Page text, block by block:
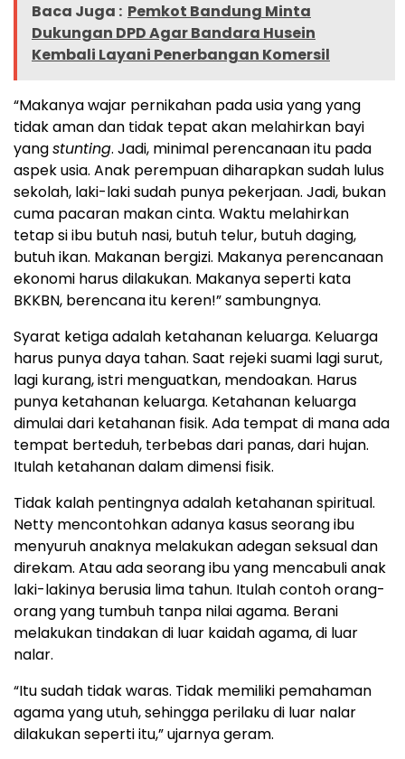
Baca Juga : Pemkot Bandung Minta
Dukungan DPD Agar Bandara Husein
Kembali Layani Penerbangan Komersil
“Makanya wajar pernikahan pada usia yang yang
tidak aman dan tidak tepat akan melahirkan bayi
yangstunting. Jadi, minimal perencanaan itu pada
aspek usia. Anak perempuan diharapkan sudah lulus
sekolah, laki-laki sudah punya pekerjaan. Jadi, bukan
cuma pacaran makan cinta. Waktu melahirkan
tetap si ibu butuh nasi, butuh telur, butuh daging,
butuh ikan. Makanan bergizi. Makanya perencanaan
ekonomi harus dilakukan. Makanya seperti kata
BKKBN, berencana itu keren!” sambungnya.
Syarat ketiga adalah ketahanan keluarga. Keluarga
harus punya daya tahan. Saat rejeki suami lagi surut,
lagi kurang, istri menguatkan, mendoakan. Harus
punya ketahanan keluarga. Ketahanan keluarga
dimulai dari ketahanan fisik. Ada tempat di mana ada
tempat berteduh, terbebas dari panas, dari hujan.
Itulah ketahanan dalam dimensi fisik.
Tidak kalah pentingnya adalah ketahanan spiritual.
Netty mencontohkan adanya kasus seorang ibu
menyuruh anaknya melakukan adegan seksual dan
direkam. Atau ada seorang ibu yang mencabuli anak
laki-lakinya berusia lima tahun. Itulah contoh orang-
orang yang tumbuh tanpa nilai agama. Berani
melakukan tindakan di luar kaidah agama, di luar
nalar.
“Itu sudah tidak waras. Tidak memiliki pemahaman
agama yang utuh, sehingga perilaku di luar nalar
dilakukan seperti itu,” ujarnya geram.